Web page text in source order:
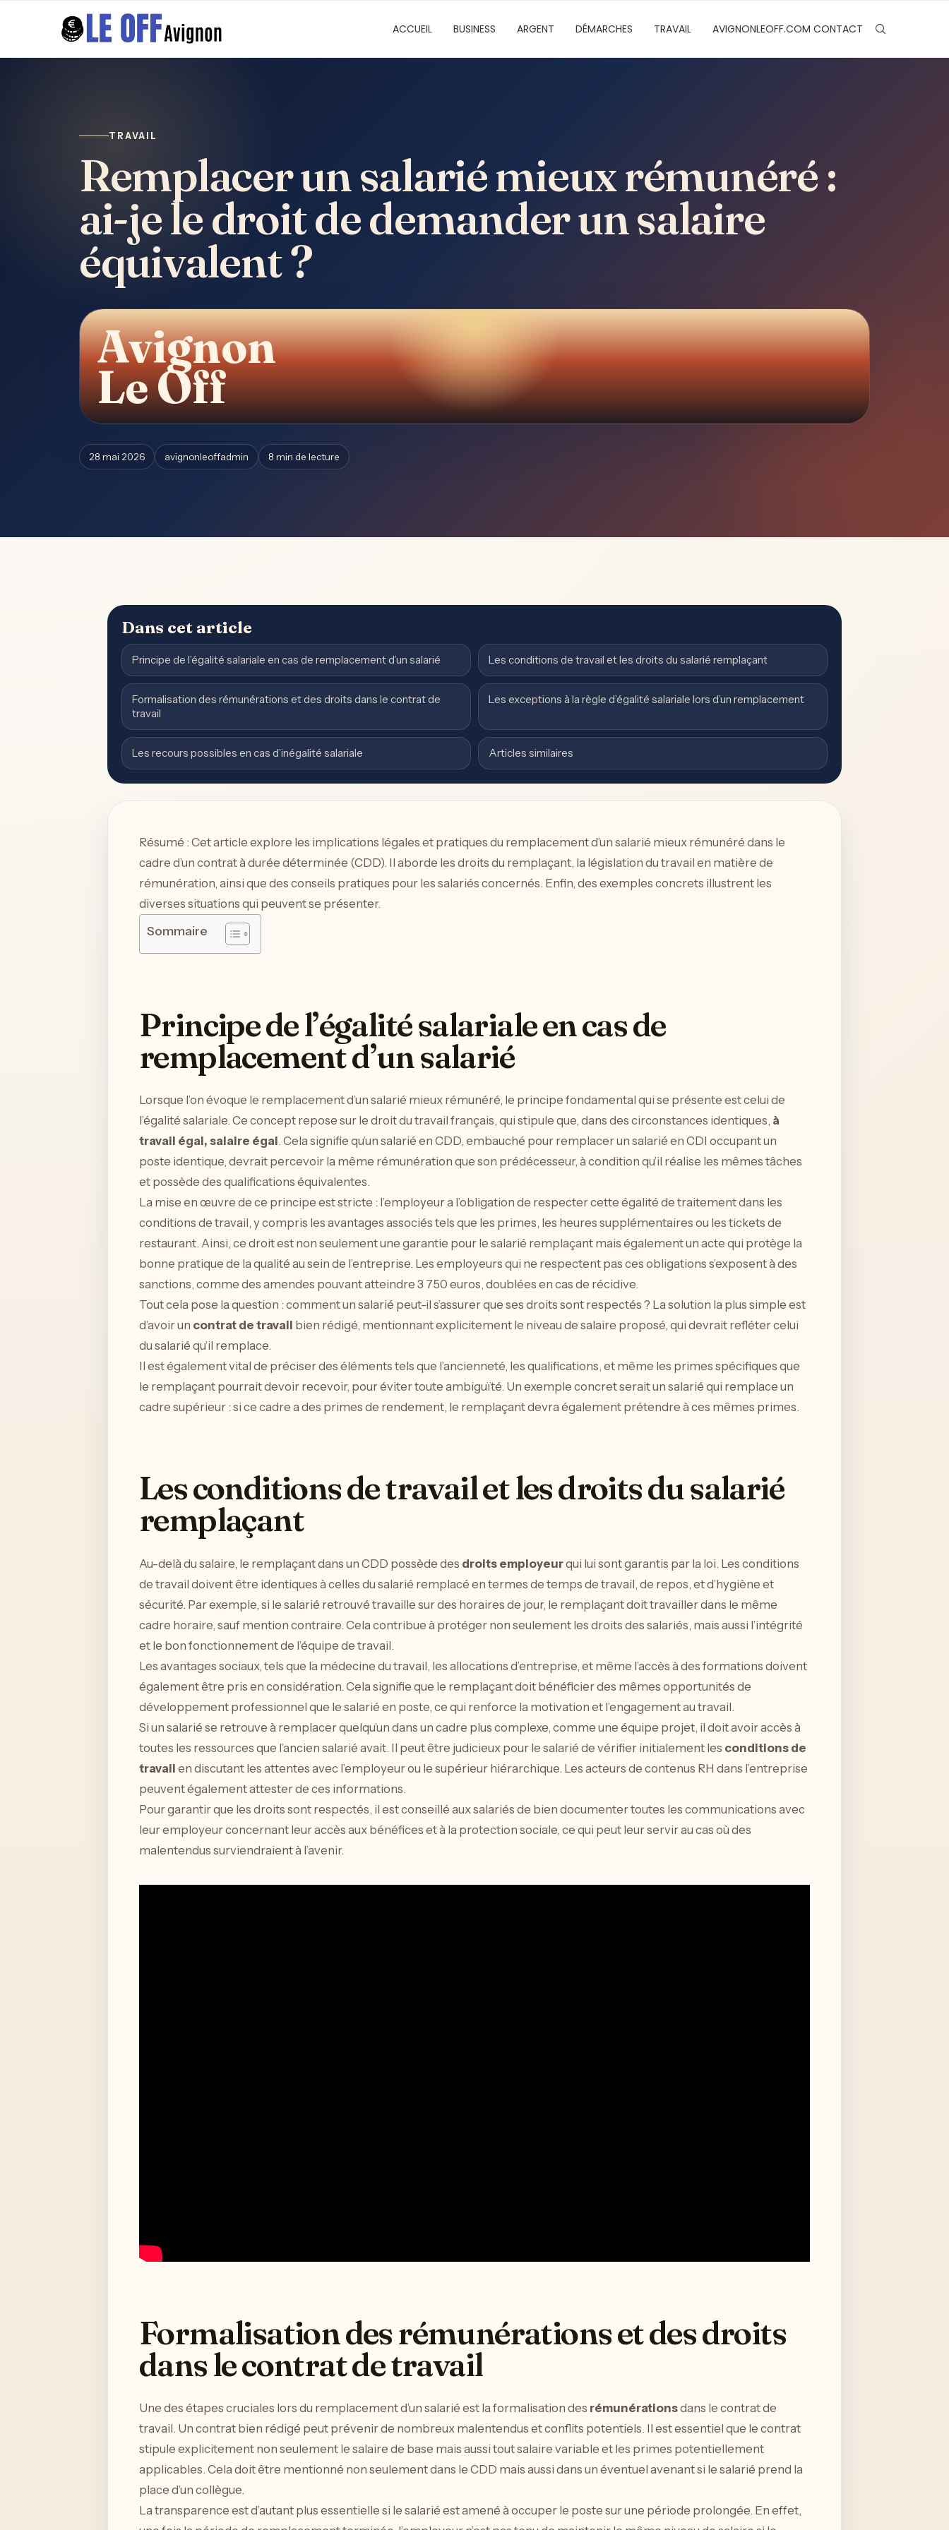
ACCUEIL BUSINESS ARGENT DÉMARCHES TRAVAIL AVIGNONLEOFF.COM CONTACT
TRAVAIL
Remplacer un salarié mieux rémunéré :
ai-je le droit de demander un salaire
équivalent ?
Avignon
Le Off
28 mai 2026 avignonleoffadmin 8 min de lecture
Dans cet article
Principe de l’égalité salariale en cas de remplacement d’un salarié Les conditions de travail et les droits du salarié remplaçant
Formalisation des rémunérations et des droits dans le contrat de
travail
Les exceptions à la règle d’égalité salariale lors d’un remplacement
Les recours possibles en cas d’inégalité salariale Articles similaires
Résumé : Cet article explore les implications légales et pratiques du remplacement d’un salarié mieux rémunéré dans le
cadre d’un contrat à durée déterminée (CDD). Il aborde les droits du remplaçant, la législation du travail en matière de
rémunération, ainsi que des conseils pratiques pour les salariés concernés. Enfin, des exemples concrets illustrent les
diverses situations qui peuvent se présenter.
Sommaire
Principe de l’égalité salariale en cas de
remplacement d’un salarié
Lorsque l’on évoque le remplacement d’un salarié mieux rémunéré, le principe fondamental qui se présente est celui de
l’égalité salariale. Ce concept repose sur le droit du travail français, qui stipule que, dans des circonstances identiques, à
travail égal, salaire égal. Cela signifie qu’un salarié en CDD, embauché pour remplacer un salarié en CDI occupant un
poste identique, devrait percevoir la même rémunération que son prédécesseur, à condition qu’il réalise les mêmes tâches
et possède des qualifications équivalentes.
La mise en œuvre de ce principe est stricte : l’employeur a l’obligation de respecter cette égalité de traitement dans les
conditions de travail, y compris les avantages associés tels que les primes, les heures supplémentaires ou les tickets de
restaurant. Ainsi, ce droit est non seulement une garantie pour le salarié remplaçant mais également un acte qui protège la
bonne pratique de la qualité au sein de l’entreprise. Les employeurs qui ne respectent pas ces obligations s’exposent à des
sanctions, comme des amendes pouvant atteindre 3 750 euros, doublées en cas de récidive.
Tout cela pose la question : comment un salarié peut-il s’assurer que ses droits sont respectés ? La solution la plus simple est
d’avoir un contrat de travail bien rédigé, mentionnant explicitement le niveau de salaire proposé, qui devrait refléter celui
du salarié qu’il remplace.
Il est également vital de préciser des éléments tels que l’ancienneté, les qualifications, et même les primes spécifiques que
le remplaçant pourrait devoir recevoir, pour éviter toute ambiguïté. Un exemple concret serait un salarié qui remplace un
cadre supérieur : si ce cadre a des primes de rendement, le remplaçant devra également prétendre à ces mêmes primes.
Les conditions de travail et les droits du salarié
remplaçant
Au-delà du salaire, le remplaçant dans un CDD possède des droits employeurqui lui sont garantis par la loi. Les conditions
de travail doivent être identiques à celles du salarié remplacé en termes de temps de travail, de repos, et d’hygiène et
sécurité. Par exemple, si le salarié retrouvé travaille sur des horaires de jour, le remplaçant doit travailler dans le même
cadre horaire, sauf mention contraire. Cela contribue à protéger non seulement les droits des salariés, mais aussi l’intégrité
et le bon fonctionnement de l’équipe de travail.
Les avantages sociaux, tels que la médecine du travail, les allocations d’entreprise, et même l’accès à des formations doivent
également être pris en considération. Cela signifie que le remplaçant doit bénéficier des mêmes opportunités de
développement professionnel que le salarié en poste, ce qui renforce la motivation et l’engagement au travail.
Si un salarié se retrouve à remplacer quelqu’un dans un cadre plus complexe, comme une équipe projet, il doit avoir accès à
toutes les ressources que l’ancien salarié avait. Il peut être judicieux pour le salarié de vérifier initialement les conditions de
travail en discutant les attentes avec l’employeur ou le supérieur hiérarchique. Les acteurs de contenus RH dans l’entreprise
peuvent également attester de ces informations.
Pour garantir que les droits sont respectés, il est conseillé aux salariés de bien documenter toutes les communications avec
leur employeur concernant leur accès aux bénéfices et à la protection sociale, ce qui peut leur servir au cas où des
malentendus surviendraient à l’avenir.
Formalisation des rémunérations et des droits
dans le contrat de travail
Une des étapes cruciales lors du remplacement d’un salarié est la formalisation des rémunérationsdans le contrat de
travail. Un contrat bien rédigé peut prévenir de nombreux malentendus et conflits potentiels. Il est essentiel que le contrat
stipule explicitement non seulement le salaire de base mais aussi tout salaire variable et les primes potentiellement
applicables. Cela doit être mentionné non seulement dans le CDD mais aussi dans un éventuel avenant si le salarié prend la
place d’un collègue.
La transparence est d’autant plus essentielle si le salarié est amené à occuper le poste sur une période prolongée. En effet,